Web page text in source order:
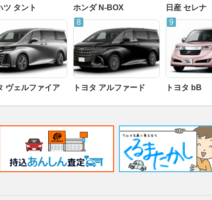
ツ タント ホンダ N-BOX 日産 セレナ
ヴェルファイア トヨタ アルファード トヨタ bB